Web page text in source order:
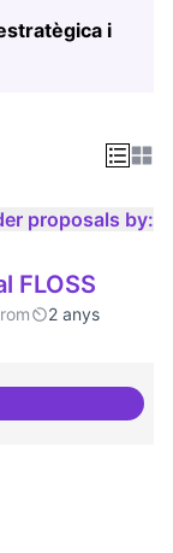
i
proposals by:
FLOSS
2 anys
de migració al